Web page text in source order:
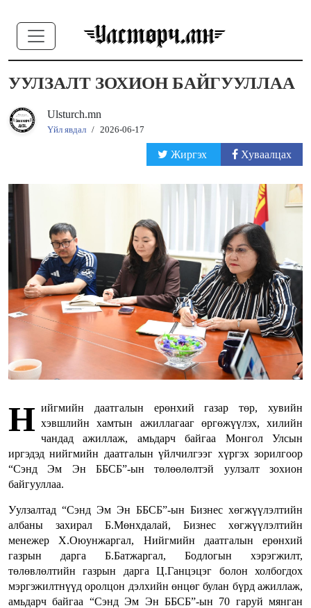
УУЛЗАЛТ ЗОХИОН БАЙГУУЛЛАА
Ulsturch.mn
Үйл явдал / 2026-06-17
Жиргэх Хуваалцах
Н ийгмийн даатгалын ерөнхий газар төр, хувийн
хэвшлийн хамтын ажиллагааг өргөжүүлэх, хилийн
чандад ажиллаж, амьдарч байгаа Монгол Улсын
иргэдэд нийгмийн даатгалын үйлчилгээг хүргэх зорилгоор
“Сэнд Эм Эн ББСБ”-ын төлөөлөлтэй уулзалт зохион
байгууллаа.
Уулзалтад “Сэнд Эм Эн ББСБ”-ын Бизнес хөгжүүлэлтийн
албаны захирал Б.Мөнхдалай, Бизнес хөгжүүлэлтийн
менежер Х.Оюунжаргал, Нийгмийн даатгалын ерөнхий
газрын дарга Б.Батжаргал, Бодлогын хэрэгжилт,
төлөвлөлтийн газрын дарга Ц.Ганцэцэг болон холбогдох
мэргэжилтнүүд оролцон дэлхийн өнцөг булан бүрд ажиллаж,
амьдарч байгаа “Сэнд Эм Эн ББСБ”-ын 70 гаруй мянган